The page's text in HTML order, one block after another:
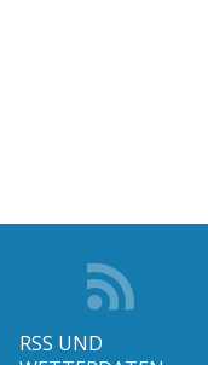
RSS UND